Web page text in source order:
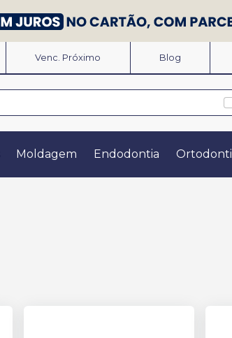
Venc. Próximo Blog
Moldagem Endodontia